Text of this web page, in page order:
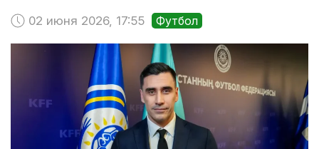
02 июня 2026, 17:55 Футбол